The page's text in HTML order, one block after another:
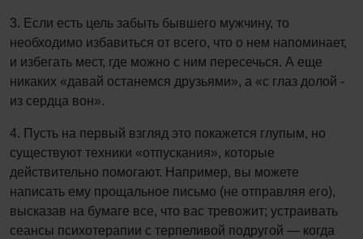
3. Если есть цель забыть бывшего мужчину, то
необходимо избавиться от всего, что о нем напоминает,
и избегать мест, где можно с ним пересечься. А еще
никаких «давай останемся друзьями», а «с глаз долой -
из сердца вон».
4. Пусть на первый взгляд это покажется глупым, но
существуют техники «отпускания», которые
действительно помогают. Например, вы можете
написать ему прощальное письмо (не отправляя его),
высказав на бумаге все, что вас тревожит; устраивать
сеансы психотерапии с терпеливой подругой — когда